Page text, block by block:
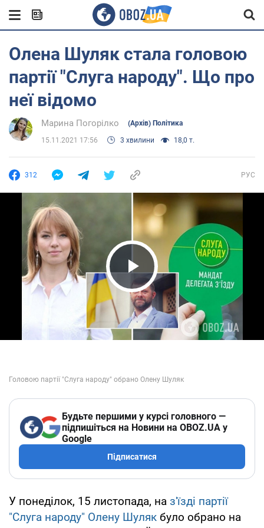
Олена Шуляк стала головою
партії "Слуга народу". Що про
неї відомо
Марина Погорілко (Архів) Політика
15.11.2021 17:56 3 хвилини 18,0 т.
312 РУС
Play Video
Будьте першими у курсі головного —
підпишіться на Новини на OBOZ.UA у
Google
Підписатися
У понеділок, 15 листопада, на з'їзді партії
"Слуга народу" Олену Шуляк було обрано на